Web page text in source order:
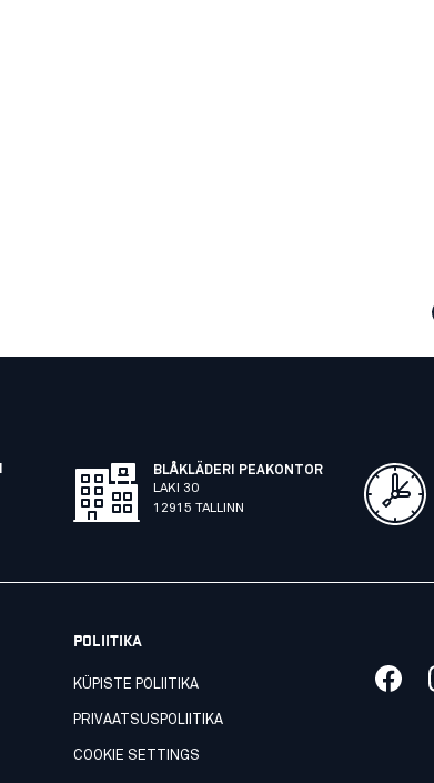
BLÅKLÄDERI PEAKONTOR
LAKI 30
12915 TALLINN
POLIITIKA
KÜPISTE POLIITIKA
PRIVAATSUSPOLIITIKA
COOKIE SETTINGS